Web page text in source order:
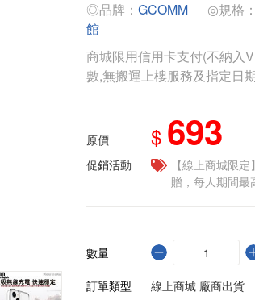
◎品牌： GCOMM ◎規格
館
商城限用信用卡支付(不納入
數,無搬運上樓服務及指定日
原價 $ 693
促銷活動
【線上商城限
贈，每人期間最
數量
訂單類型
線上商城 廠商出貨